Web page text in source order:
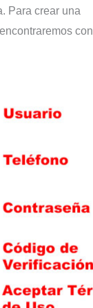
Para crear una
con